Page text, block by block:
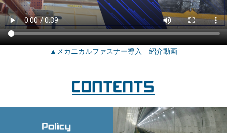
▲メカニカルファスナー導入 紹介動画